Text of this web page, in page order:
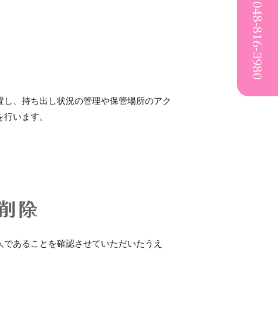
、持ち出し状況の管理や保管場所のアク
います。
除
あることを確認させていただいたうえ
048-816-3980